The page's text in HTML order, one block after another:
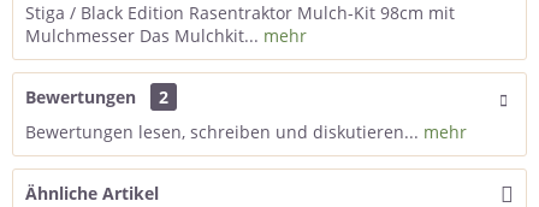
Stiga / Black Edition Rasentraktor Mulch-Kit 98cm mit
Mulchmesser Das Mulchkit... mehr
Bewertungen
2
Bewertungen lesen, schreiben und diskutieren... mehr
Ähnliche Artikel